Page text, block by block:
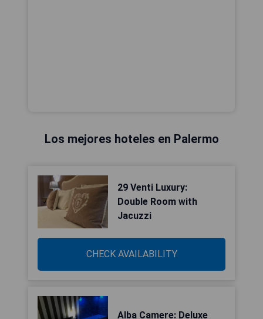
Los mejores hoteles en Palermo
29 Venti Luxury:
Double Room with
Jacuzzi
CHECK AVAILABILITY
Alba Camere: Deluxe